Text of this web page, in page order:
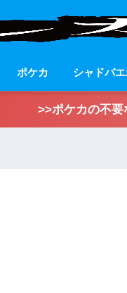
ポケカ シャドバ
>>ポケカの不